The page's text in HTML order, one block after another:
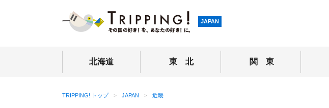
JAPAN
北海道 東 北 関 東
TRIPPING! トップ JAPAN 近畿